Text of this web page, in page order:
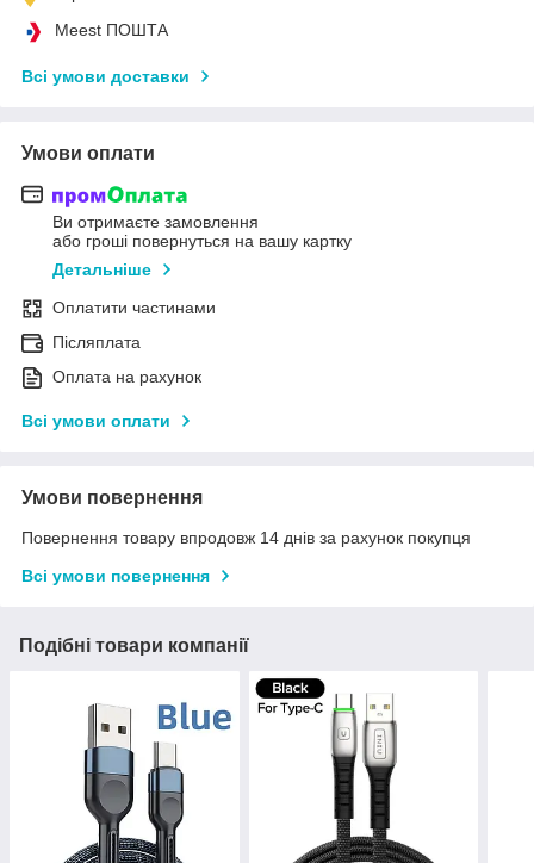
Meest ПОШТА
Всі умови доставки
Умови оплати
Ви отримаєте замовлення
або гроші повернуться на вашу картку
Детальніше
Оплатити частинами
Післяплата
Оплата на рахунок
Всі умови оплати
Умови повернення
Повернення товару впродовж 14 днів за рахунок покупця
Всі умови повернення
Подібні товари компанії